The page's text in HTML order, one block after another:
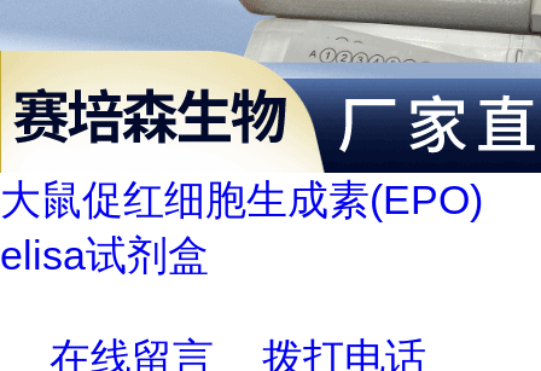
大鼠促红细胞生成素(EPO)
elisa试剂盒
在线留言 拨打电话